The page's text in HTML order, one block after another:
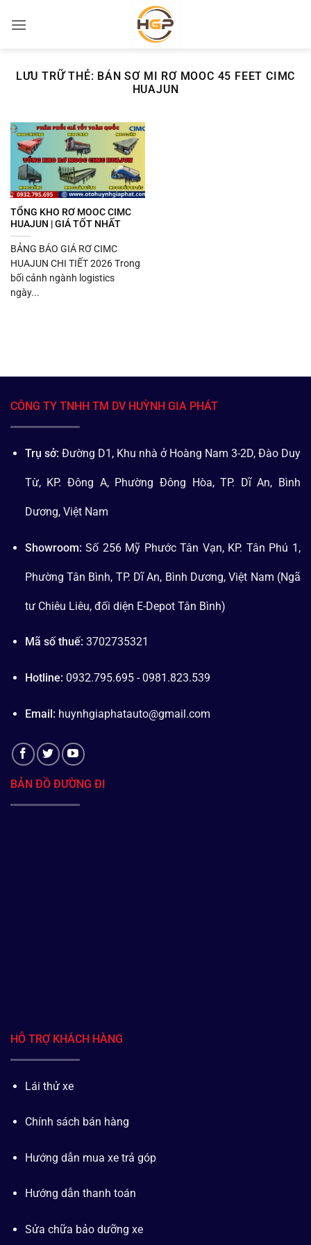
qua
LƯU TRỮ THẺ: BÁN SƠ MI RƠ MOOC 45 FEET CIMC
HUAJUN
TỔNG KHO RƠ MOOC CIMC
HUAJUN | GIÁ TỐT NHẤT
BẢNG BÁO GIÁ RƠ CIMC
HUAJUN CHI TIẾT 2026 Trong
bối cảnh ngành logistics
ngày...
CÔNG TY TNHH TM DV HUỲNH GIA PHÁT
Trụ sở: Đường D1, Khu nhà ở Hoàng Nam 3-2D, Đào Duy
Từ, KP. Đông A, Phường Đông Hòa, TP. Dĩ An, Bình
Dương, Việt Nam
Showroom: Số 256 Mỹ Phước Tân Vạn, KP. Tân Phú 1,
Phường Tân Bình, TP. Dĩ An, Bình Dương, Việt Nam (Ngã
tư Chiêu Liêu, đối diện E-Depot Tân Bình)
Mã số thuế: 3702735321
Hotline: 0932.795.695 - 0981.823.539
Email: huynhgiaphatauto@gmail.com
BẢN ĐỒ ĐƯỜNG ĐI
HỖ TRỢ KHÁCH HÀNG
Lái thử xe
Chính sách bán hàng
Hướng dẫn mua xe trả góp
Hướng dẫn thanh toán
Sửa chữa bảo dưỡng xe